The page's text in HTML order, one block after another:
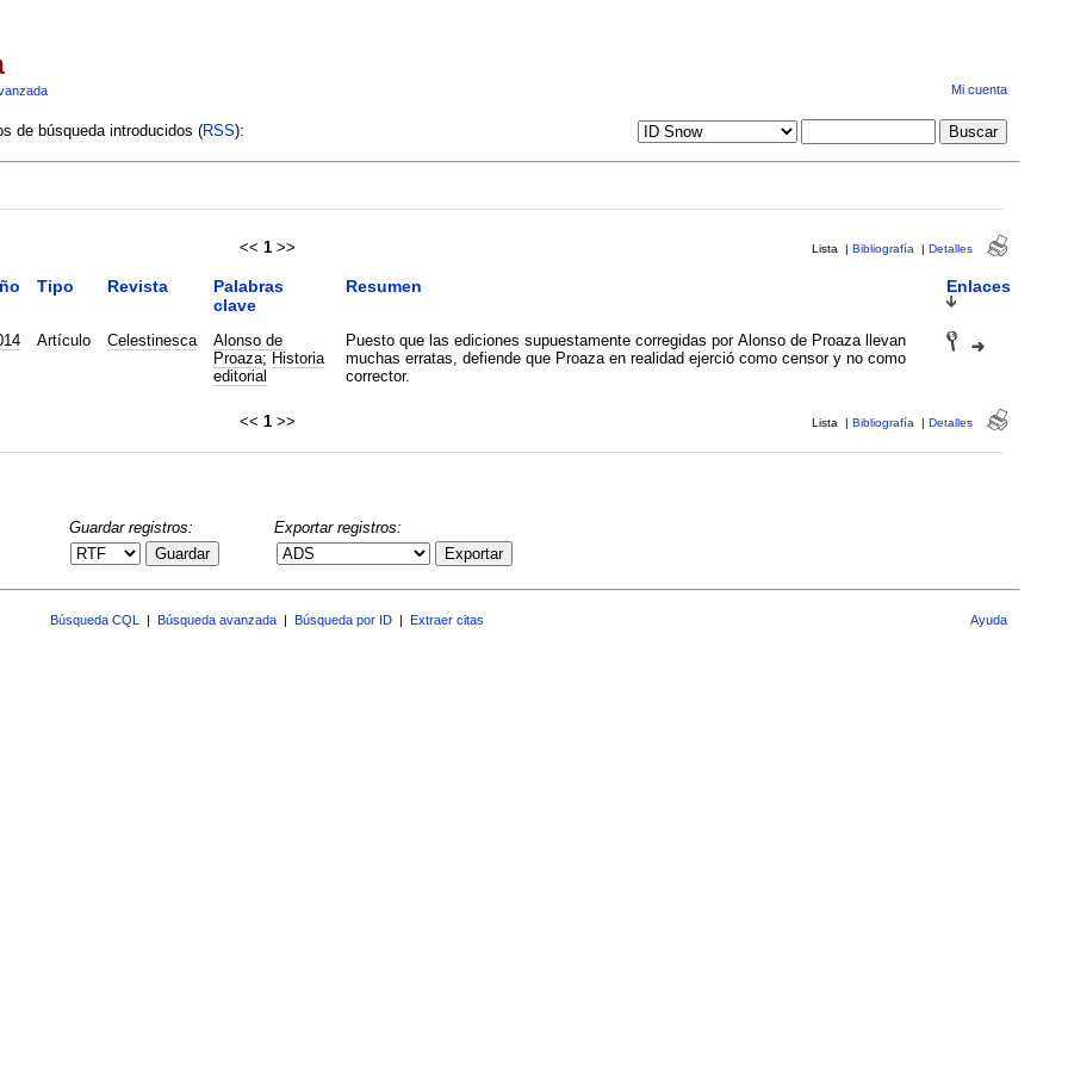
Mi cuenta
de búsqueda introducidos (RSS):
<< 1 >> Lista | Bibliografía | Detalles
Tipo Revista
Palabras
clave
Resumen Enlaces
Artículo Celestinesca
Alonso de
Proaza; Historia
editorial
Puesto que las ediciones supuestamente corregidas por Alonso de Proaza llevan
muchas erratas, defiende que Proaza en realidad ejerció como censor y no como
corrector.
<< 1 >> Lista | Bibliografía | Detalles
Guardar registros:
Guardar
Exportar registros:
Exportar
Búsqueda CQL Búsqueda avanzada Búsqueda por ID Extraer citas Ayuda